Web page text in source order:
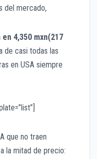
del mercado,
4,350 mxn(217
de casi todas las
en USA siempre
que no traen
la mitad de precio: